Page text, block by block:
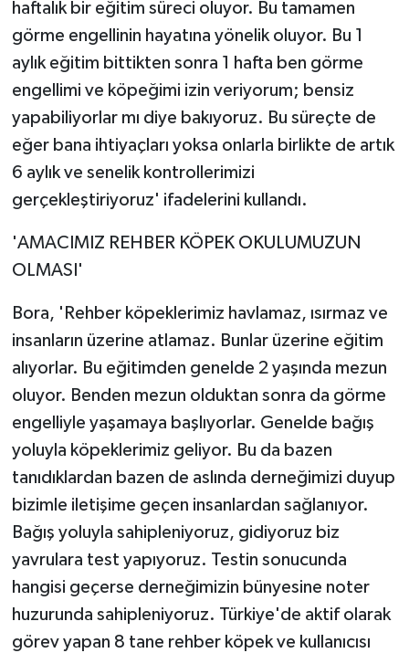
haftalık bir eğitim süreci oluyor. Bu tamamen
görme engellinin hayatına yönelik oluyor. Bu 1
aylık eğitim bittikten sonra 1 hafta ben görme
engellimi ve köpeğimi izin veriyorum; bensiz
yapabiliyorlar mı diye bakıyoruz. Bu süreçte de
eğer bana ihtiyaçları yoksa onlarla birlikte de artık
6 aylık ve senelik kontrollerimizi
gerçekleştiriyoruz' ifadelerini kullandı.
'AMACIMIZ REHBER KÖPEK OKULUMUZUN
OLMASI'
Bora, 'Rehber köpeklerimiz havlamaz, ısırmaz ve
insanların üzerine atlamaz. Bunlar üzerine eğitim
alıyorlar. Bu eğitimden genelde 2 yaşında mezun
oluyor. Benden mezun olduktan sonra da görme
engelliyle yaşamaya başlıyorlar. Genelde bağış
yoluyla köpeklerimiz geliyor. Bu da bazen
tanıdıklardan bazen de aslında derneğimizi duyup
bizimle iletişime geçen insanlardan sağlanıyor.
Bağış yoluyla sahipleniyoruz, gidiyoruz biz
yavrulara test yapıyoruz. Testin sonucunda
hangisi geçerse derneğimizin bünyesine noter
huzurunda sahipleniyoruz. Türkiye'de aktif olarak
görev yapan 8 tane rehber köpek ve kullanıcısı